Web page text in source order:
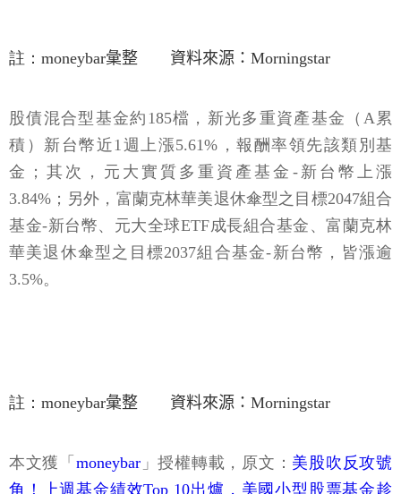
註：moneybar𢑥整 資料來源：Morningstar
股債混合型基金約185檔，新光多重資產基金（A累
積）新台幣近1週上漲5.61%，報酬率領先該類別基
金；其次，元大實質多重資產基金-新台幣上漲
3.84%；另外，富蘭克林華美退休傘型之目標2047組合
基金-新台幣、元大全球ETF成長組合基金、富蘭克林
華美退休傘型之目標2037組合基金-新台幣，皆漲逾
3.5%。
註：moneybar𢑥整 資料來源：Morningstar
本文獲「 moneybar」授權轉載，原文： 美股吹反攻號
角！上週基金績效Top 10出爐，美國小型股票基金趁